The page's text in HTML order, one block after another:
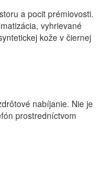
priestorom s objemom
rady až 1 484 litrov.
a pocit prémiovosti.
vyhrievané
kože v čiernej
nabíjanie. Nie je
prostredníctvom